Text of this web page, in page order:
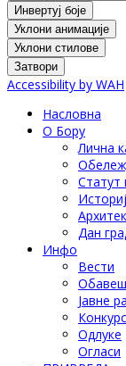
Инвертуј боје
Уклони анимације
Уклони стилове
Затвори
Accessibility by WAH
Насловна
О Бору
Лична
Статут
Дан
Инфо
Вести
Јавне
Одлуке
Огласи